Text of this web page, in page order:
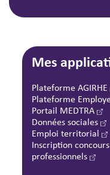
Mes
Plateforme AGIRHE
Plateforme
Portail MEDTRA
Données sociales
Emploi territorial
Inscription
professionnels